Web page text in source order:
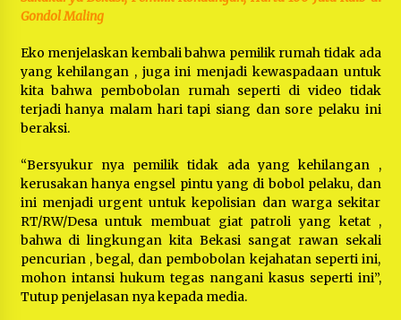
Gondol Maling
Eko menjelaskan kembali bahwa pemilik rumah tidak ada
yang kehilangan , juga ini menjadi kewaspadaan untuk
kita bahwa pembobolan rumah seperti di video tidak
terjadi hanya malam hari tapi siang dan sore pelaku ini
beraksi.
“Bersyukur nya pemilik tidak ada yang kehilangan ,
kerusakan hanya engsel pintu yang di bobol pelaku, dan
ini menjadi urgent untuk kepolisian dan warga sekitar
RT/RW/Desa untuk membuat giat patroli yang ketat ,
bahwa di lingkungan kita Bekasi sangat rawan sekali
pencurian , begal, dan pembobolan kejahatan seperti ini,
mohon intansi hukum tegas nangani kasus seperti ini”,
Tutup penjelasan nya kepada media.